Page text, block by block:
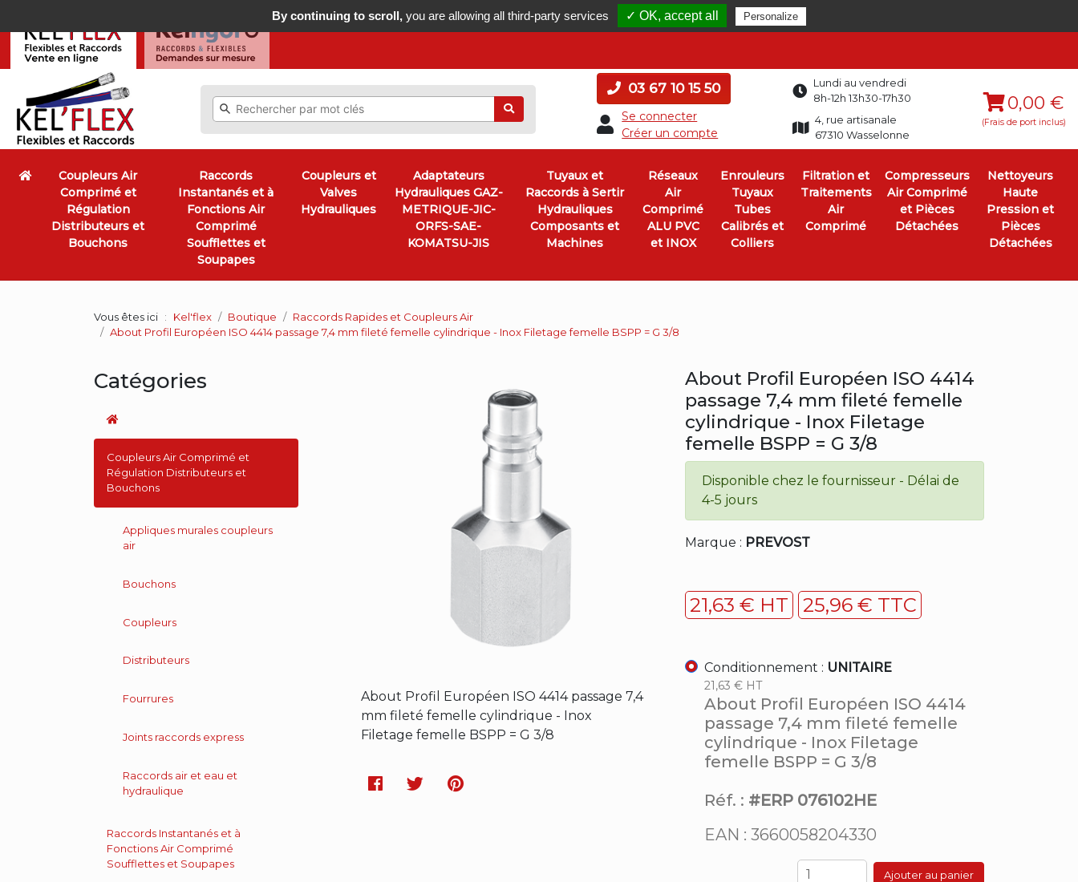
Ok
03 67 10 15 50
Se connecter
Créer un compte
Lundi au vendredi
8h-12h 13h30-17h30
4, rue artisanale
67310 Wasselonne
0,00 €
(Frais de port inclus)
Coupleurs Air
Comprimé et
Régulation
Distributeurs et
Bouchons
Raccords
Instantanés et à
Fonctions Air
Comprimé
Soufflettes et
Soupapes
Coupleurs et
Valves
Hydrauliques
Adaptateurs
Hydrauliques GAZ-
METRIQUE-JIC-
ORFS-SAE-
KOMATSU-JIS
Tuyaux et
Raccords à Sertir
Hydrauliques
Composants et
Machines
Réseaux
Air
Comprimé
ALU PVC
et INOX
Enrouleurs
Tuyaux
Tubes
Calibrés et
Colliers
Filtration et
Traitements
Air
Comprimé
Compresseurs
Air Comprimé
et Pièces
Détachées
Nettoyeurs
Haute
Pression et
Pièces
Détachées
Vous êtes ici Kel'flex Boutique
Raccords Rapides et Coupleurs Air
About Profil Européen ISO 4414 passage 7,4 mm fileté femelle cylindrique - Inox Filetage femelle BSPP = G 3/8
About Profil Européen ISO 4414 passage 7,4
mm fileté femelle cylindrique - Inox
Filetage femelle BSPP = G 3/8
Facebook
TwitterPinterest
About Profil Européen ISO 4414
passage 7,4 mm fileté femelle
cylindrique - Inox Filetage
femelle BSPP = G 3/8
Disponible chez le fournisseur - Délai de
4-5 jours
Marque : PREVOST
21,63 € HT 25,96 € TTC
Conditionnement : UNITAIRE
21,63 € HT
About Profil Européen ISO 4414
passage 7,4 mm fileté femelle
cylindrique - Inox Filetage
femelle BSPP = G 3/8
Réf. : #ERP 076102HE
EAN : 3660058204330
Ajouter au panier
Catégories
Coupleurs Air Comprimé et
Régulation Distributeurs et
Bouchons
Appliques murales coupleurs
air
Bouchons
Coupleurs
Distributeurs
Fourrures
Joints raccords express
Raccords air et eau et
hydraulique
Raccords Instantanés et à
Fonctions Air Comprimé
Soufflettes et Soupapes
By continuing to scroll,you are allowing all third-party services ✓ OK, accept all Personalize